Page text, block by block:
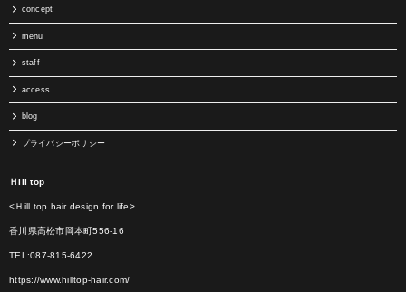
concept
menu
staff
access
blog
プライバシーポリシー
Ｈill top
<Ｈill top hair design for life>
香川県高松市岡本町556-16
TEL:087-815-6422
https://www.hilltop-hair.com/